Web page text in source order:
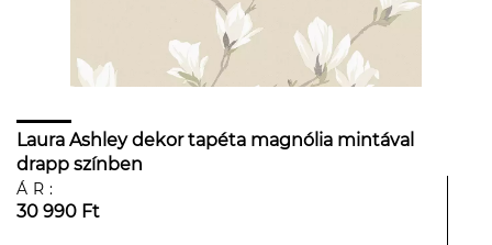
Laura Ashley dekor tapéta magnólia mintával
drapp színben
ÁR:
30 990 Ft